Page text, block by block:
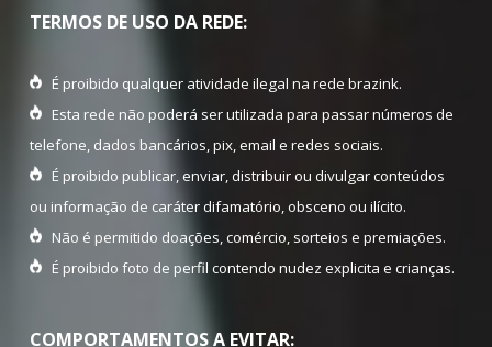
TERMOS DE USO DA REDE:
É proibido qualquer atividade ilegal na rede brazink.
Esta rede não poderá ser utilizada para passar números de
telefone, dados bancários, pix, email e redes sociais.
É proibido publicar, enviar, distribuir ou divulgar conteúdos
ou informação de caráter difamatório, obsceno ou ilícito.
Não é permitido doações, comércio, sorteios e premiações.
É proibido foto de perfil contendo nudez explicita e crianças.
COMPORTAMENTOS A EVITAR: